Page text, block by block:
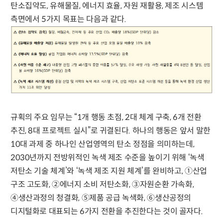
탄소집약도, 유해물질, 에너지 효율, 자원 재활용, 제조 시스템
측면에서 5가지 목표는 다음과 같다.
규획의 주요 임무는 “1개 행동 초점, 2대 체계 구축, 6개 전환
추진, 8대 프로젝트 실시”로 귀결된다. 하나의 행동은 앞서 말한
10대 과제 중 하나인 산업영역의 탄소 정점을 의미하는데,
2030년까지 전방위적인 녹색 제조 수준을 높이기 위해 ‘녹색
저탄소 기술 체계’와 ‘녹색 제조 지원 체계’를 완비하고, ①산업
구조 고도화, ②에너지 소비 저탄소화, ③자원순환 가속화,
④생산과정의 청결화, ⑤제품 공급 녹색화, ⑥생산공정의
디지털화로 대표되는 6가지 전환을 추진한다는 것이 골자다.